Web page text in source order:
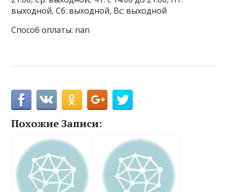
выходной, Сб: выходной, Вс: выходной
Способ оплаты: nan
Похожие Записи: